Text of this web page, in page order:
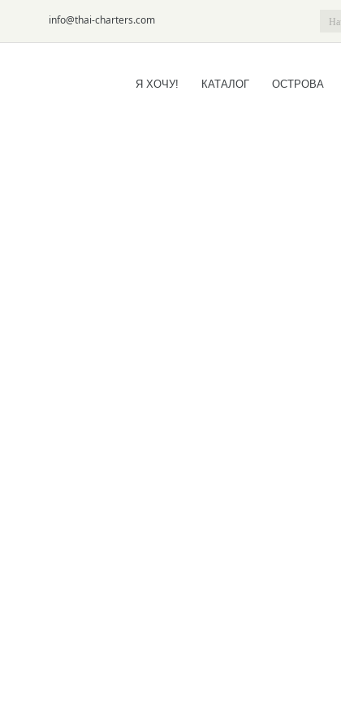
info@thai-charters.com
Я ХОЧУ! КАТАЛОГ ОСТРОВА